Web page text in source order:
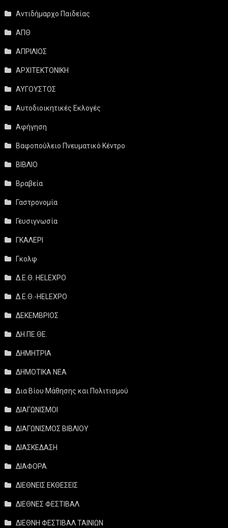
Αντιδήμαρχο Παιδείας
ΑΠΘ
ΑΠΡΙΛΙΟΣ
ΑΡΧΙΤΕΚΤΟΝΙΚΗ
ΑΥΓΟΥΣΤΟΣ
Αυτοδιοικητικές Εκλογές
Αφήγηση
Βαφοπούλειο Πνευματικό Κέντρο
ΒΙΒΛΙΟ
Βραβεία
Γαστρονομία
Γευσιγνωσία
ΓΚΑΛΕΡΙ
Γκολφ
Δ.Ε.Θ. HELEXPO
Δ.Ε.Θ.-HELEXPO
ΔΕΚΕΜΒΡΙΟΣ
ΔΗ.ΠΕ.ΘΕ.
ΔΗΜΗΤΡΙΑ
ΔΗΜΟΤΙΚΑ ΝΕΑ
Δια Βίου Μάθησης και Πολιτισμού
ΔΙΑΓΩΝΙΣΜΟΙ
ΔΙΑΓΩΝΙΣΜΟΣ ΒΙΒΛΙΟΥ
ΔΙΑΣΚΕΔΑΣΗ
ΔΙΑΦΟΡΑ
ΔΙΕΘΝΕΙΣ ΕΚΘΕΣΕΙΣ
ΔΙΕΘΝΕΣ ΦΕΣΤΙΒΑΛ
ΔΙΕΘΝΗ ΦΕΣΤΙΒΑΛ ΤΑΙΝΙΩΝ